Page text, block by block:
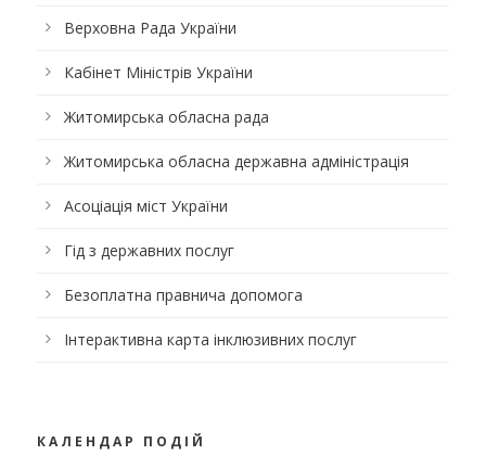
Верховна Рада України
Кабінет Міністрів України
Житомирська обласна рада
Житомирська обласна державна адміністрація
Асоціація міст України
Гід з державних послуг
Безоплатна правнича допомога
Інтерактивна карта інклюзивних послуг
КАЛЕНДАР ПОДІЙ